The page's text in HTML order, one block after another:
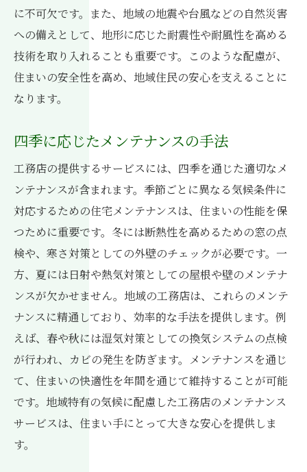
に不可欠です。また、地域の地震や台風などの自然災害
への備えとして、地形に応じた耐震性や耐風性を高める
技術を取り入れることも重要です。このような配慮が、
住まいの安全性を高め、地域住民の安心を支えることに
なります。
四季に応じたメンテナンスの手法
工務店の提供するサービスには、四季を通じた適切なメ
ンテナンスが含まれます。季節ごとに異なる気候条件に
対応するための住宅メンテナンスは、住まいの性能を保
つために重要です。冬には断熱性を高めるための窓の点
検や、寒さ対策としての外壁のチェックが必要です。一
方、夏には日射や熱気対策としての屋根や壁のメンテナ
ンスが欠かせません。地域の工務店は、これらのメンテ
ナンスに精通しており、効率的な手法を提供します。例
えば、春や秋には湿気対策としての換気システムの点検
が行われ、カビの発生を防ぎます。メンテナンスを通じ
て、住まいの快適性を年間を通じて維持することが可能
です。地域特有の気候に配慮した工務店のメンテナンス
サービスは、住まい手にとって大きな安心を提供しま
す。